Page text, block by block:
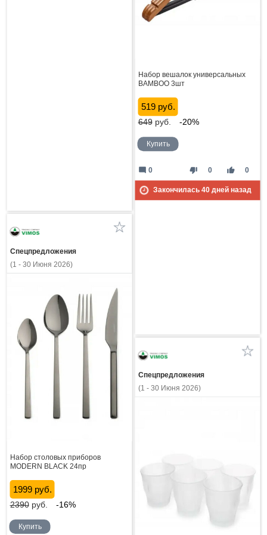
Набор вешалок универсальных
BAMBOO 3шт
519 руб.
649руб. -20%
Купить
thumb_down 0 thumb_up 0
mode_comment 0
Закончилась 40дней назад
Спецпредложения
(1 - 30 Июня 2026)
Набор столовых приборов
MODERN BLACK 24пр
1999 руб.
2390руб. -16%
Купить
Спецпредложения
(1 - 30 Июня 2026)